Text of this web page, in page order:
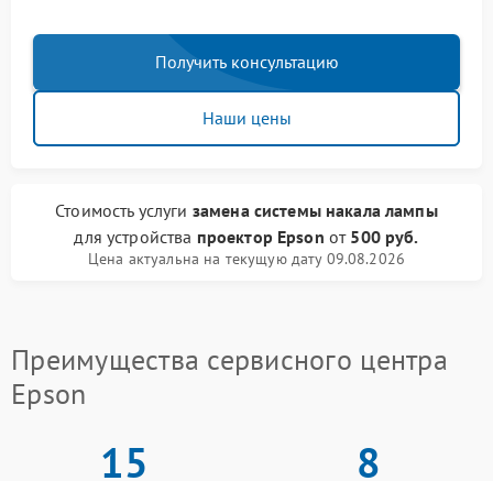
Получить консультацию
Наши цены
Стоимость услуги замена системы накала лампы
для устройства проектор Epson от 500 руб.
Цена актуальна на текущую дату 09.08.2026
Преимущества сервисного центра
Epson
15 8